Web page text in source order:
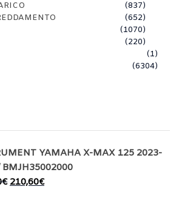
(837)
(652)
(1070)
(220)
(1)
(6304)
YAMAHA X-MAX 125 2023-
BMJH35002000
€ 210,60€